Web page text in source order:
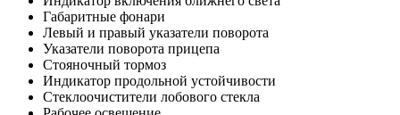
Габаритные фонари
Левый и правый указатели поворота
Указатели поворота прицепа
Стояночный тормоз
Индикатор продольной устойчивости
Стеклоочистители лобового стекла